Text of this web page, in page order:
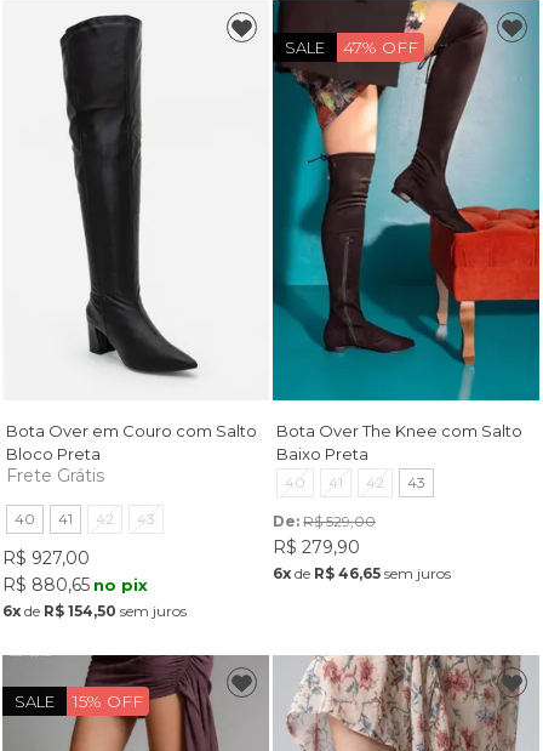
Bota Over em Couro com Salto
Bloco Preta
Frete Grátis
40 41 42 43
R$ 927,00
R$ 880,65 no pix
6xde R$ 154,50 sem juros
SALE 47% OFF
Bota Over The Knee com Salto
Baixo Preta
40 41 42 43
De: R$ 529,00
R$ 279,90
6x de R$ 46,65 sem juros
SALE 15% OFF